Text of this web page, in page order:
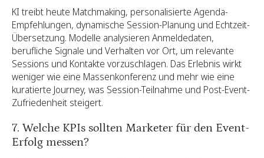
KI treibt heute Matchmaking, personalisierte Agenda-
Empfehlungen, dynamische Session-Planung und Echtzeit-
Übersetzung. Modelle analysieren Anmeldedaten,
berufliche Signale und Verhalten vor Ort, um relevante
Sessions und Kontakte vorzuschlagen. Das Erlebnis wirkt
weniger wie eine Massenkonferenz und mehr wie eine
kuratierte Journey, was Session-Teilnahme und Post-Event-
Zufriedenheit steigert.
7. Welche KPIs sollten Marketer für den Event-
Erfolg messen?